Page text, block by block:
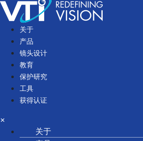
关于
产品
镜头设计
教育
保护研究
工具
获得认证
×
关于